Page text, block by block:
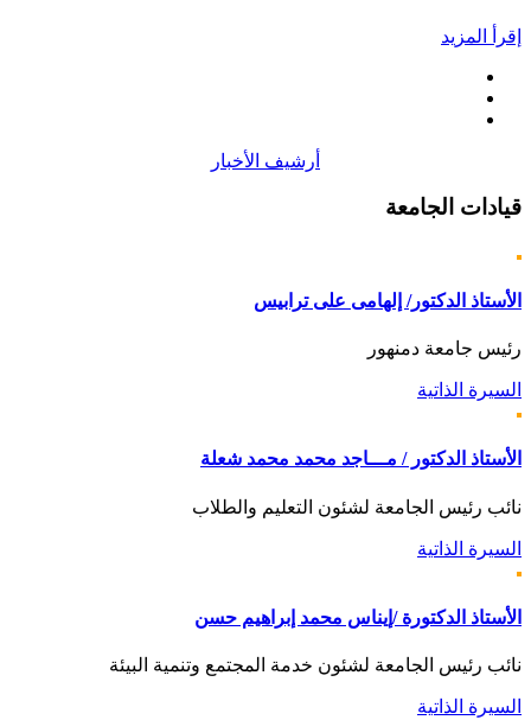
إقرأ المزيد
أرشيف الأخبار
قيادات الجامعة
الأستاذ الدكتور/ إلهامى على ترابيس
رئيس جامعة دمنهور
السيرة الذاتية
الأستاذ الدكتور / مـــاجد محمد محمد شعلة
نائب رئيس الجامعة لشئون التعليم والطلاب
السيرة الذاتية
الأستاذ الدكتورة /إيناس محمد إبراهيم حسن
نائب رئيس الجامعة لشئون خدمة المجتمع وتنمية البيئة
السيرة الذاتية